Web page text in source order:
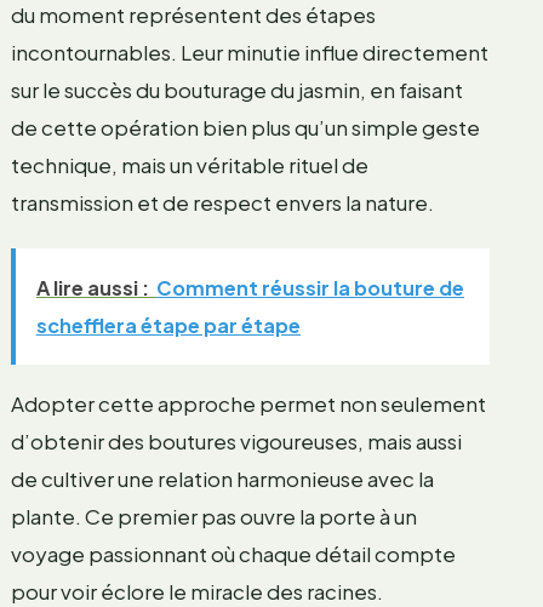
du moment représentent des étapes
incontournables. Leur minutie influe directement
sur le succès du bouturage du jasmin, en faisant
de cette opération bien plus qu’un simple geste
technique, mais un véritable rituel de
transmission et de respect envers la nature.
A lire aussi : Comment réussir la bouture de
schefflera étape par étape
Adopter cette approche permet non seulement
d’obtenir des boutures vigoureuses, mais aussi
de cultiver une relation harmonieuse avec la
plante. Ce premier pas ouvre la porte à un
voyage passionnant où chaque détail compte
pour voir éclore le miracle des racines.